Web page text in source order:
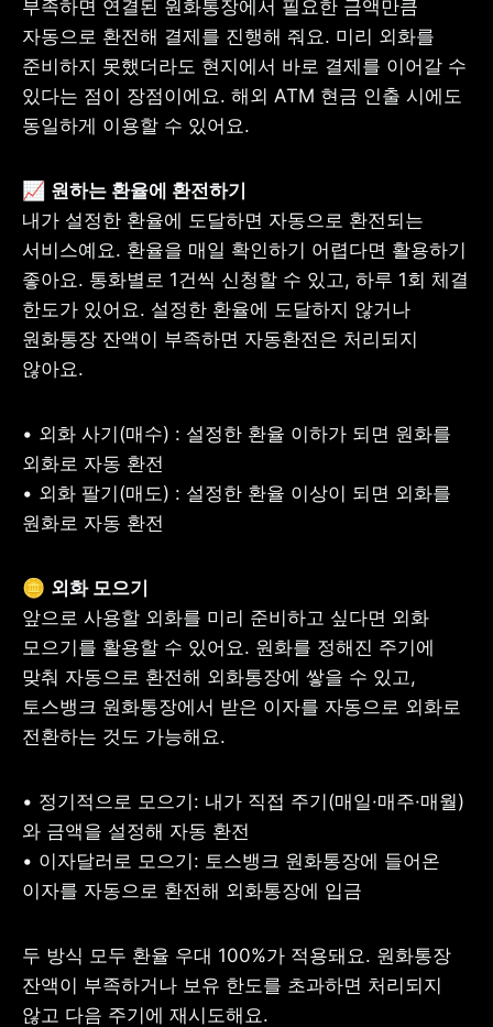
부족하면 연결된 원화통장에서 필요한 금액만큼
자동으로 환전해 결제를 진행해 줘요. 미리 외화를
준비하지 못했더라도 현지에서 바로 결제를 이어갈 수
있다는 점이 장점이에요. 해외 ATM 현금 인출 시에도
동일하게 이용할 수 있어요.
📈
내가 설정한 환율에 도달하면 자동으로 환전되는
서비스예요. 환율을 매일 확인하기 어렵다면 활용하기
좋아요. 통화별로 1건씩 신청할 수 있고, 하루 1회 체결
한도가 있어요. 설정한 환율에 도달하지 않거나
원화통장 잔액이 부족하면 자동환전은 처리되지
않아요.
• 외화 사기(매수) : 설정한 환율 이하가 되면 원화를
외화로 자동 환전
• 외화 팔기(매도) : 설정한 환율 이상이 되면 외화를
원화로 자동 환전
🪙
앞으로 사용할 외화를 미리 준비하고 싶다면 외화
모으기를 활용할 수 있어요. 원화를 정해진 주기에
맞춰 자동으로 환전해 외화통장에 쌓을 수 있고,
토스뱅크 원화통장에서 받은 이자를 자동으로 외화로
전환하는 것도 가능해요.
• 정기적으로 모으기: 내가 직접 주기(매일·매주·매월)
와 금액을 설정해 자동 환전
• 이자달러로 모으기: 토스뱅크 원화통장에 들어온
이자를 자동으로 환전해 외화통장에 입금
두 방식 모두 환율 우대 100%가 적용돼요. 원화통장
잔액이 부족하거나 보유 한도를 초과하면 처리되지
않고 다음 주기에 재시도해요.